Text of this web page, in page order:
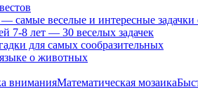
самые веселые и интересные задачки
7-8 лет — 30 веселых задачек
для самых сообразительных
о животных
вниманияМатематическая мозаика